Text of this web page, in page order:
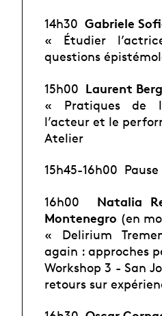
14h30 Gabriele
« Étudier
questions
15h00 Laurent
« Pratiques de
l’acteur et le
Atelier
15h45-16h00 Pause
16h00 Natalia
Montenegro (en
« Delirium
again : approches
Workshop 3 - San
retours sur